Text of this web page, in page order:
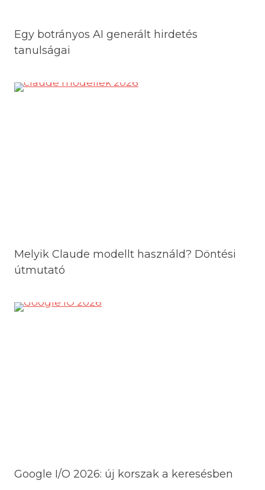
Egy botrányos AI generált hirdetés
tanulságai
Melyik Claude modellt használd? Döntési
útmutató
Google I/O 2026: új korszak a keresésben